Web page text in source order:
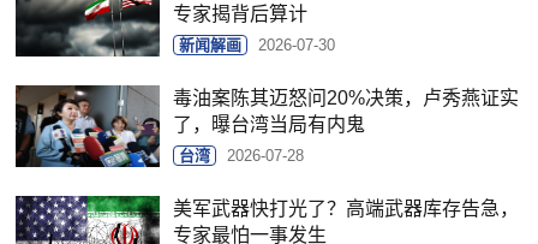
专家揭背后算计
新闻解画 2026-07-30
毒油案陈其迈怒问20%决策，卢秀燕证实
了，曝台湾当局有内鬼
台湾 2026-07-28
美军武器快打光了？高端武器库存告急，
专家最怕一事发生